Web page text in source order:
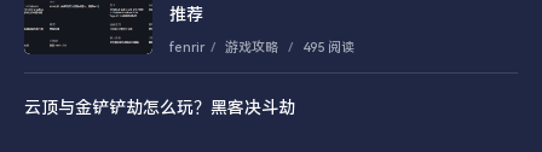
推荐
fenrir / 游戏攻略 / 495 阅读
云顶与金铲铲劫怎么玩？黑客决斗劫